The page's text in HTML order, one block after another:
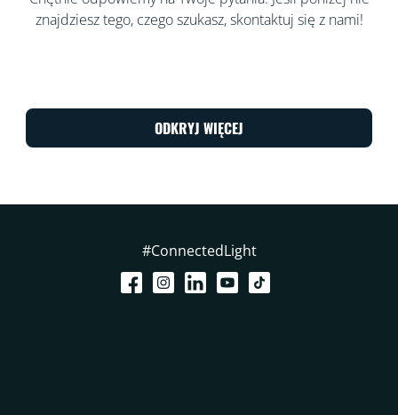
znajdziesz tego, czego szukasz, skontaktuj się z nami!
ODKRYJ WIĘCEJ
#ConnectedLight